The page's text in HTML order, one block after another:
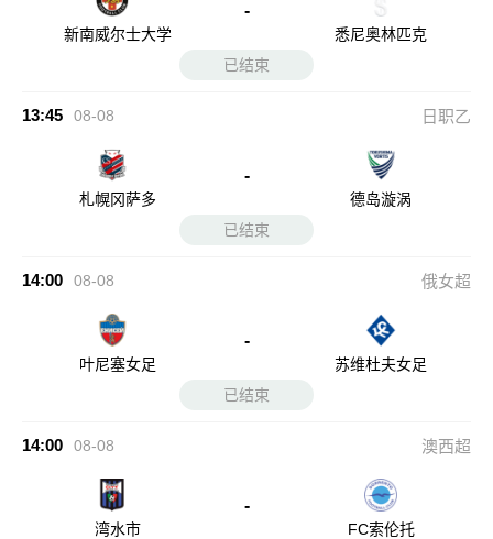
新南威尔士大学
-
悉尼奥林匹克
已结束
13:45 08-08 日职乙
札幌冈萨多
-
德岛漩涡
已结束
14:00 08-08 俄女超
叶尼塞女足
-
苏维杜夫女足
已结束
14:00 08-08 澳西超
湾水市
-
FC索伦托